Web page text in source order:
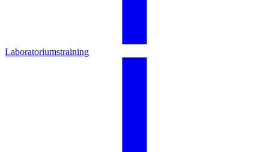
Laboratoriumstraining